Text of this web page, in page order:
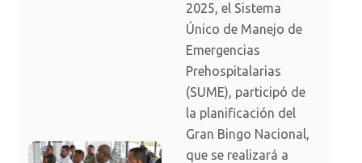
2025, el Sistema
Único de Manejo de
Emergencias
Prehospitalarias
(SUME), participó de
la planificación del
Gran Bingo Nacional,
que se realizará a